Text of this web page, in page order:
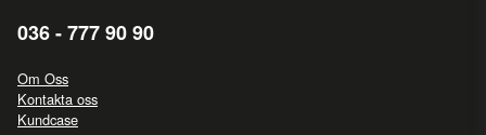
036 - 777 90 90
Om Oss
Kontakta oss
Kundcase